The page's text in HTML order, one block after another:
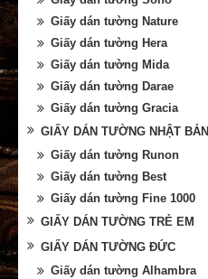
Giấy dán tường Nature
Giấy dán tường Hera
Giấy dán tường Mida
Giấy dán tường Darae
Giấy dán tường Gracia
GIẤY DÁN TƯỜNG NHẬT BẢN
Giấy dán tường Runon
Giấy dán tường Best
Giấy dán tường Fine 1000
GIẤY DÁN TƯỜNG TRẺ EM
GIẤY DÁN TƯỜNG ĐỨC
Giấy dán tường Alhambra